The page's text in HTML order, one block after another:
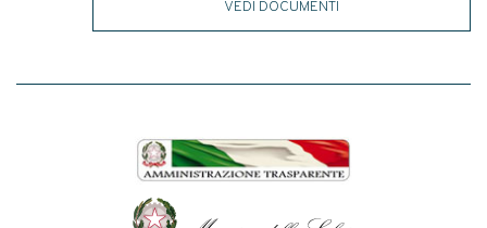
VEDI DOCUMENTI